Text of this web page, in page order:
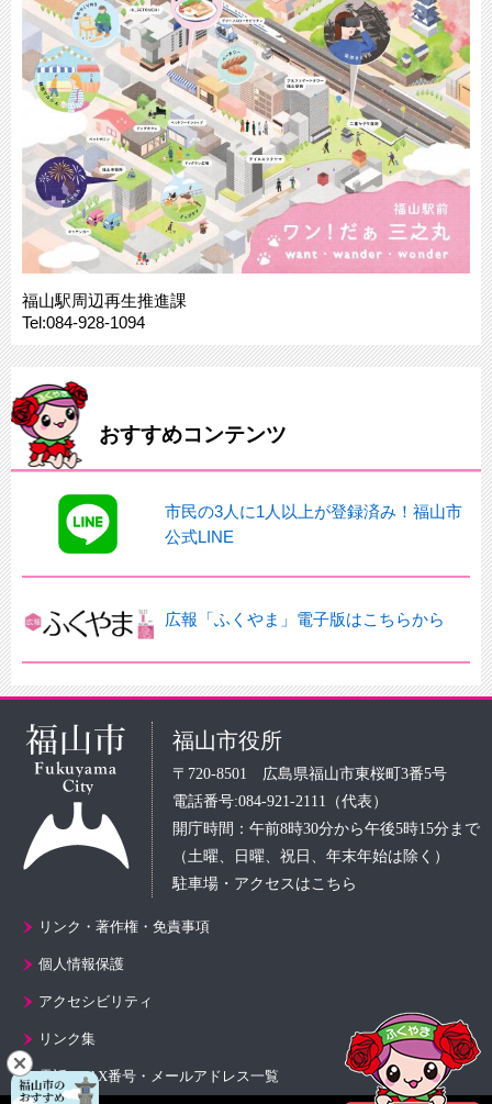
福山駅周辺再生推進課
Tel:084-928-1094
おすすめコンテンツ
市民の3人に1人以上が登録済み！福山市
公式LINE
広報「ふくやま」電子版はこちらから
福山市役所
〒720-8501 広島県福山市東桜町3番5号
電話番号:084-921-2111（代表）
開庁時間：午前8時30分から午後5時15分まで
（土曜、日曜、祝日、年末年始は除く）
駐車場・アクセスはこちら
リンク・著作権・免責事項
個人情報保護
アクセシビリティ
リンク集
電話・FAX番号・メールアドレス一覧